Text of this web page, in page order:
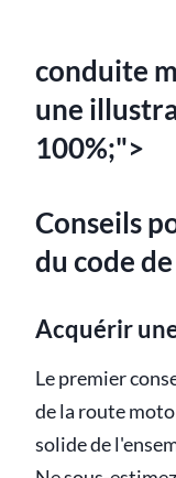
conduite
une
100%;">
Conseils
du code
Acquérir
Le premier
de la route
solide de